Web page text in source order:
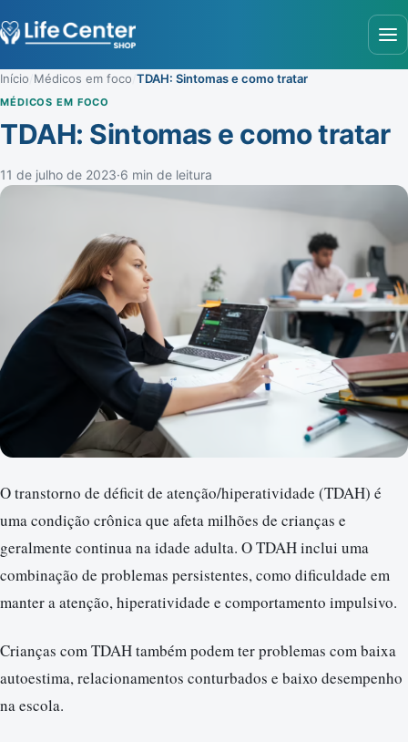
Início Médicos em foco TDAH: Sintomas e como tratar
MÉDICOS EM FOCO
TDAH: Sintomas e como tratar
11 de julho de 2023·6 min de leitura
O transtorno de déficit de atenção/hiperatividade (TDAH) é
uma condição crônica que afeta milhões de crianças e
geralmente continua na idade adulta. O TDAH inclui uma
combinação de problemas persistentes, como dificuldade em
manter a atenção, hiperatividade e comportamento impulsivo.
Crianças com TDAH também podem ter problemas com baixa
autoestima, relacionamentos conturbados e baixo desempenho
na escola.